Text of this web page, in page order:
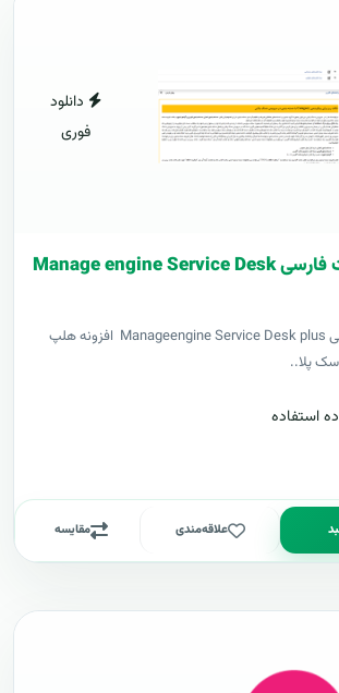
دانلود
فوری
افزونه هلپ کارت فارسی Manage engine Service Desk
افزونه هلپ کارت فارسی Manageengine Service Desk plus افزونه هلپ
پلا..
استفاده
علاقه‌مندی مقایسه